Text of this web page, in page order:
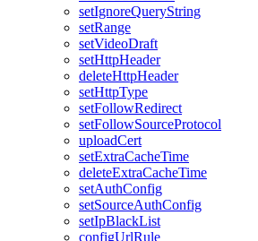
setIgnoreQueryString
setRange
setVideoDraft
setHttpHeader
deleteHttpHeader
setHttpType
setFollowRedirect
setFollowSourceProtocol
uploadCert
setExtraCacheTime
deleteExtraCacheTime
setAuthConfig
setSourceAuthConfig
setIpBlackList
configUrlRule